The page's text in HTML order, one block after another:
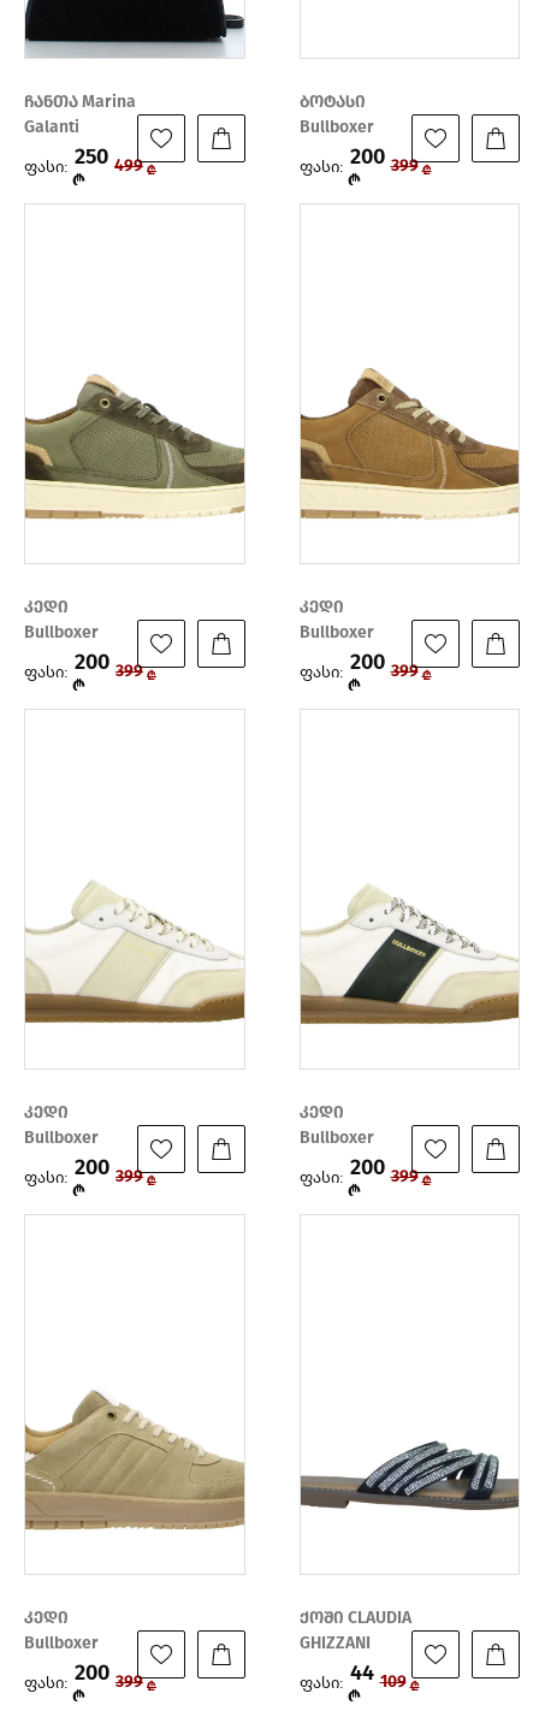
ჩანთა Marina
Galanti
ფასი: 250
₾
499 ₾
ბოტასი
Bullboxer
ფასი: 200
₾
399 ₾
კედი
Bullboxer
ფასი: 200
₾
399 ₾
კედი
Bullboxer
ფასი: 200
₾
399 ₾
კედი
Bullboxer
ფასი: 200
₾
399 ₾
კედი
Bullboxer
ფასი: 200
₾
399 ₾
კედი
Bullboxer
ფასი: 200
₾
399 ₾
ქოში CLAUDIA
GHIZZANI
ფასი: 44
₾
109 ₾